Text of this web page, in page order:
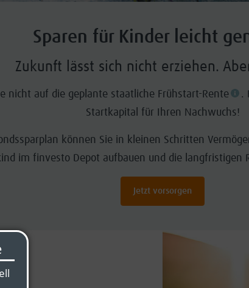
Sparen für Kinder leicht
Zukunft lässt sich nicht erziehen.
nicht auf die geplante staatliche Frühstart-Rente
.
Startkapital für Ihren Nachwuchs!
können Sie in kleinen Schritten
im finvesto Depot aufbauen und die langfristigen
Jetzt vorsorgen